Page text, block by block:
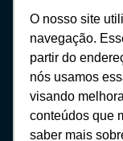
O nosso site
navegação.
partir do
nós usamos
visando
conteúdos que
saber mais
Newsletter
Assine para